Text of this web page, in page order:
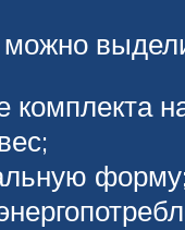
комплекта
форму;